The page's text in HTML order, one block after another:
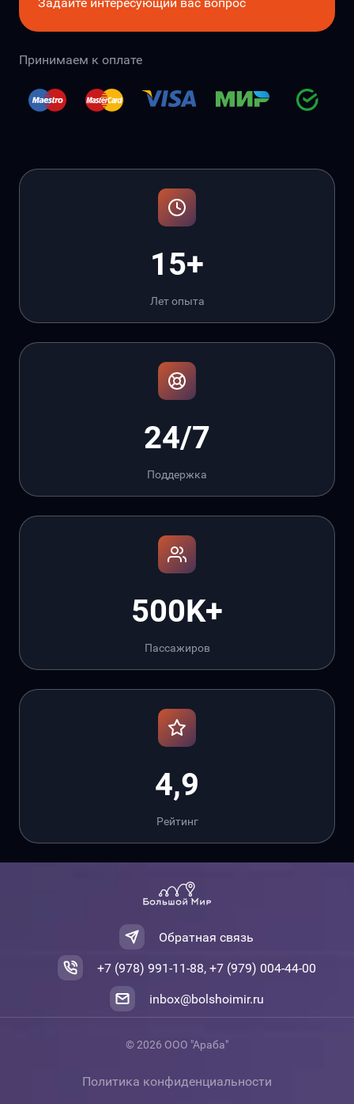
Принимаем к оплате
15+
Лет опыта
24/7
Поддержка
500K+
Пассажиров
4,9
Рейтинг
Обратная связь
+7 (978) 991-11-88, +7 (979) 004-44-00
inbox@bolshoimir.ru
© 2026 ООО "Араба"
Политика конфиденциальности